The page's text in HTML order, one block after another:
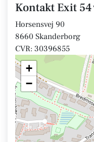
Kontakt Exit
Horsensvej 90
8660 Skanderborg
CVR: 30396855
+
−